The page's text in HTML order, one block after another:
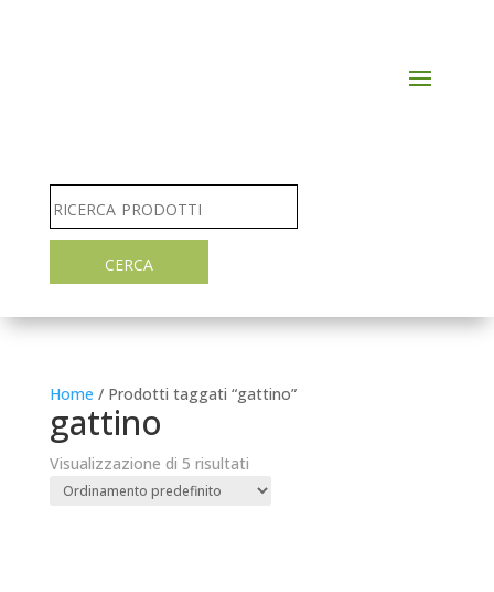
Home / Prodotti taggati “gattino”
gattino
Visualizzazione di 5 risultati